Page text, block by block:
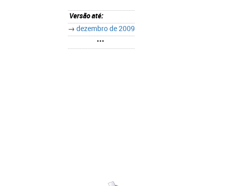
Versão até:
→ dezembro de 2009
•••